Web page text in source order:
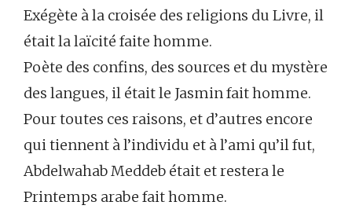
Exégète à la croisée des religions du Livre, il
était la laïcité faite homme.
Poète des confins, des sources et du mystère
des langues, il était le Jasmin fait homme.
Pour toutes ces raisons, et d’autres encore
qui tiennent à l’individu et à l’ami qu’il fut,
Abdelwahab Meddeb était et restera le
Printemps arabe fait homme.